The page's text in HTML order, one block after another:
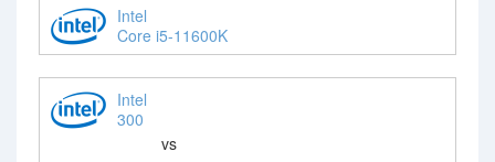
Intel
Core i5-11600K
Intel
300
vs